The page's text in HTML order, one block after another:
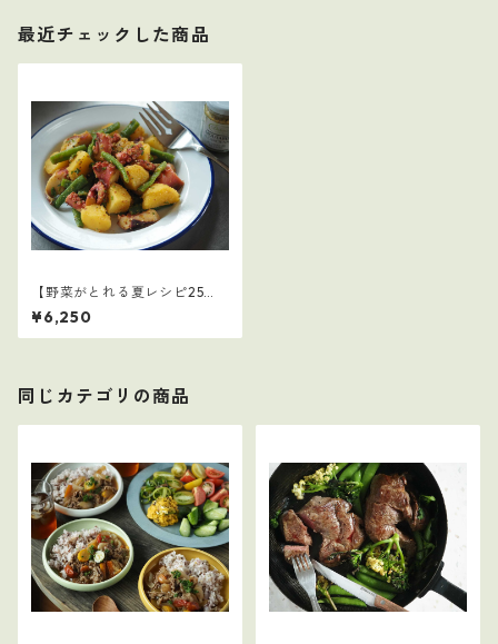
最近チェックした商品
【野菜がとれる夏レシピ25
選】2
¥6,250
同じカテゴリの商品